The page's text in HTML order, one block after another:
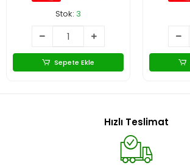
Stok: 3
Sepete Ekle
Hızlı Teslimat